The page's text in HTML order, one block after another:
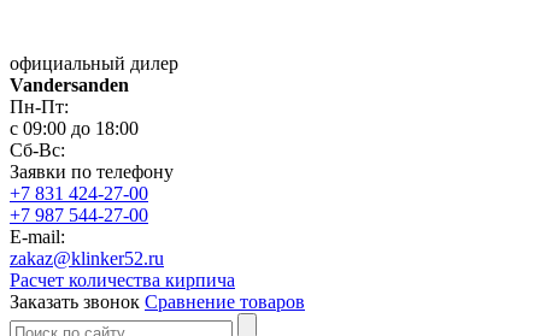
официальный дилер
Vandersanden
Пн-Пт:
с 09:00 до 18:00
Сб-Вс:
Заявки по телефону
+7 831 424-27-00
+7 987 544-27-00
E-mail:
zakaz@klinker52.ru
Расчет количества кирпича
Заказать звонок Сравнение товаров